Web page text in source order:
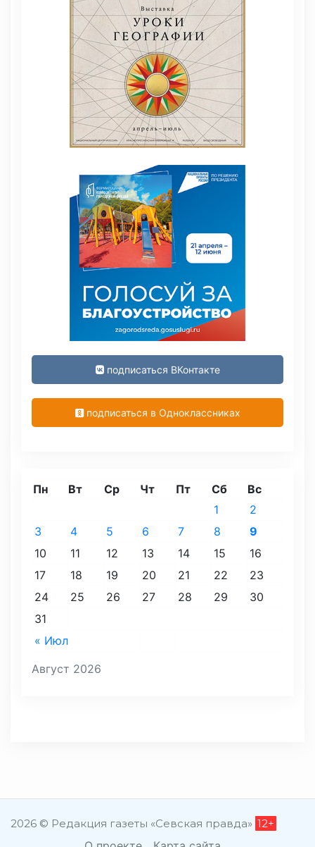
подписаться ВКонтакте
подписаться в Одноклассниках
Август 2026
Пн Вт Ср Чт Пт Сб Вс
« Июл
1
2
3
4 5 6 7 8
9
10
11 12 13 14 15
16
17
18 19 20 21 22
23
24
25 26 27 28 29
30
31
2026 © Редакция газеты «Севская правда» 12+